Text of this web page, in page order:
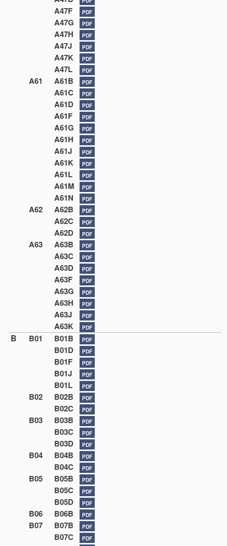
A47F PDF
A47G PDF
A47H PDF
A47J PDF
A47K PDF
A47L PDF
A61 A61B PDF
A61C PDF
A61D PDF
A61F PDF
A61G PDF
A61H PDF
A61J PDF
A61K PDF
A61L PDF
A61M PDF
A61N PDF
A62 A62B PDF
A62C PDF
A62D PDF
A63 A63B PDF
A63C PDF
A63D PDF
A63F PDF
A63G PDF
A63H PDF
A63J PDF
A63K PDF
B B01 B01B PDF
B01D PDF
B01F PDF
B01J PDF
B01L PDF
B02 B02B PDF
B02C PDF
B03 B03B PDF
B03C PDF
B03D PDF
B04 B04B PDF
B04C PDF
B05 B05B PDF
B05C PDF
B05D PDF
B06 B06B PDF
B07 B07B PDF
B07C PDF